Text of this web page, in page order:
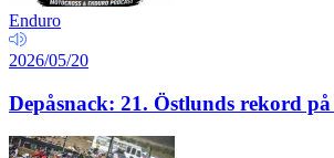
Enduro
2026/05/20
Depåsnack: 21. Östlunds rekord på